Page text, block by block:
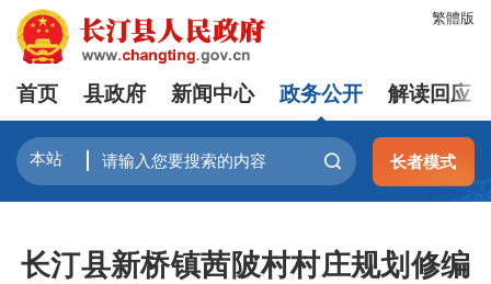
繁體版
首页 县政府 新闻中心 政务公开 解读回应
长者模式
长汀县新桥镇茜陂村村庄规划修编